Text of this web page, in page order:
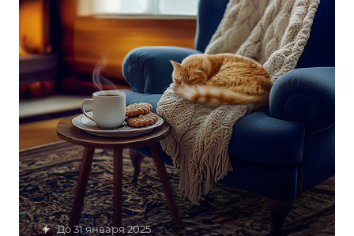
до 31 января 2025